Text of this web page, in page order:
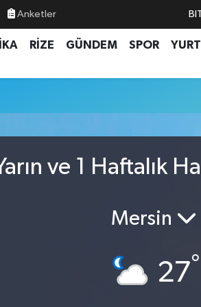
Anketler
RİZE GÜNDEM SPOR
ve 1 Haftalık
Mersin
27°